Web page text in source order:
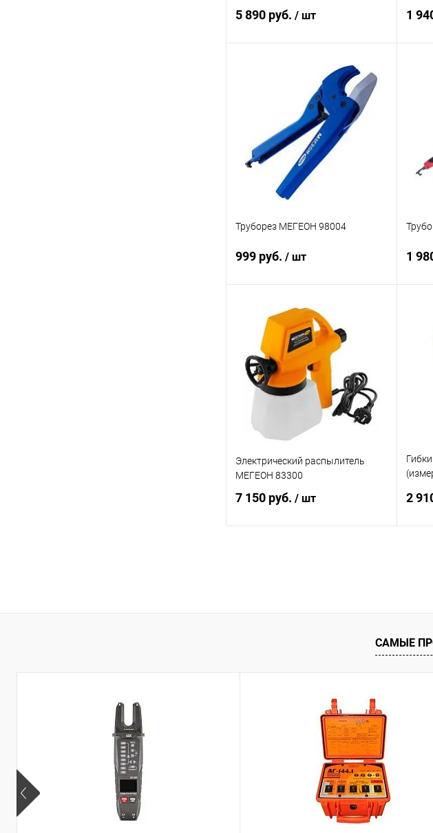
5 890 руб. / шт
В корзину
Купить в 1 клик К сравнению
В избранное Под заказ
1
Труборез МЕГЕОН 98004
999 руб. / шт
В корзину
Купить в 1 клик К сравнению
В избранное Под заказ
1
Электрический распылитель
МЕГЕОН 83300
7 150 руб. / шт
В избранное Под заказ
2
В
САМЫЕ